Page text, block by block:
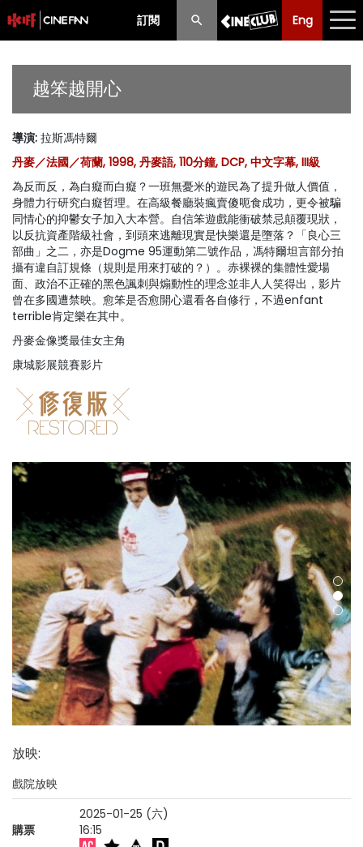
訂閱 Eng
Eng 中文
節目
購票須知
優惠計劃
前期節目
越笨越開心
導演: 拉斯馮特爾
丹麥／法國／荷蘭, 1998, 丹麥語, 110分鐘, DCP, 中文字幕, III級
為反而反，為白癡而白癡？一班無憂米的遊民為了提升做人價值，
身體力行研究白癡哲理。在高級餐廳裝瘋賣傻呃食成功，更令被騙
同情心的抑鬱女子加入大本營。自信笨遊戲能衝破禁忌顛覆現狀，
以反抗資產階級社會，到頭來逃離現實是快樂還是墮落？「良心三
部曲」之二，亦是Dogme 95運動第二號作品，馮特爾坦言部分拍
攝有違自訂規條（規則是用來打破的？）。赤裸裸的集體性愛場
面、政治不正確的黑色諷刺與煽動性的理念並非人人笑得出，影片
曾在多國遭禁映。愈笨是否愈開心還看各自修行，不過enfant
terrible肯定樂在其中。
丹麥金像獎最佳女主角
康城影展競賽影片
放映:
戲院放映
購票
2025-01-25 (六)
16:15